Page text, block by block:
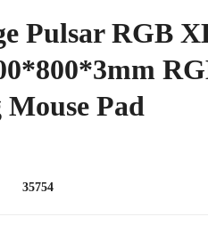
Pulsar RGB
Pad
35754